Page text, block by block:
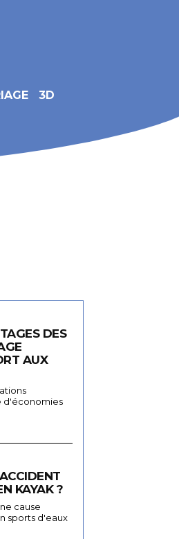
3D
DES
AUX
d'économies
KAYAK ?
cause
sports d'eaux